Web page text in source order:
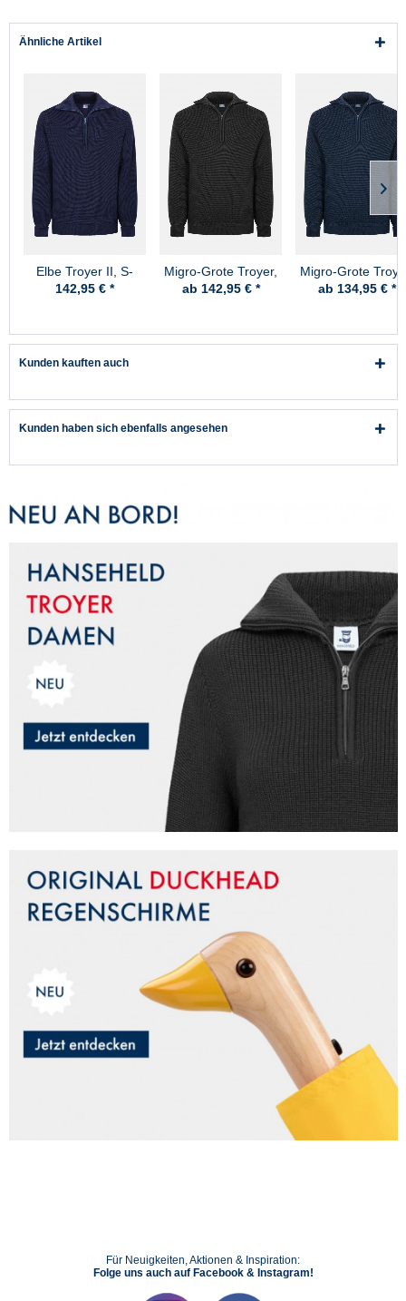
Ähnliche Artikel
Elbe Troyer II, S-
Skipper Marine-Blau
142,95 € *
Migro-Grote Troyer,
Schurwolle -
ab 142,95 € *
Migro-Grote
Schurwolle -
ab 134,95 € *
Kunden kauften auch
Kunden haben sich ebenfalls angesehen
Für Neuigkeiten, Aktionen & Inspiration:
Folge uns auch auf Facebook & Instagram!